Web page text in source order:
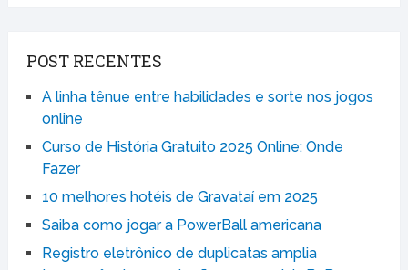
POST RECENTES
A linha tênue entre habilidades e sorte nos jogos
online
Curso de História Gratuito 2025 Online: Onde
Fazer
10 melhores hotéis de Gravataí em 2025
Saiba como jogar a PowerBall americana
Registro eletrônico de duplicatas amplia